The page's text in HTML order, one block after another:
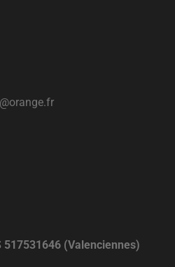
517531646 (Valenciennes)